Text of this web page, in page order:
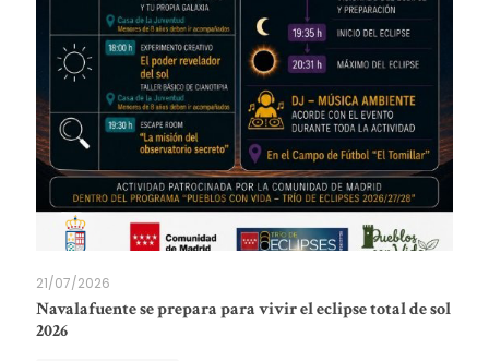
21/07/2026
Navalafuente se prepara para vivir el eclipse total de sol
2026